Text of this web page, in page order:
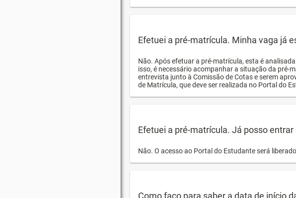
Efetuei a pré-matrícula. Minha vaga já
Não. Após efetuar a pré-matrícula, esta é
isso, é necessário acompanhar a situação da pré-
entrevista junto à Comissão de Cotas e serem
de Matrícula, que deve ser realizada no Portal do
Efetuei a pré-matrícula. Já posso
Não. O acesso ao Portal do Estudante será
Como faço para saber a data de início